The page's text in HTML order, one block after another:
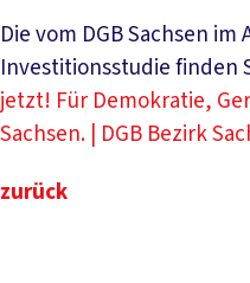
Die vom DGB Sachsen
Investitionsstudie finden
jetzt! Für Demokratie,
Sachsen. | DGB Bezirk
zurück